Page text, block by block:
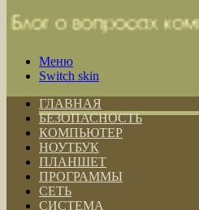
Меню
Switch skin
ГЛАВНАЯ
БЕЗОПАСНОСТЬ
КОМПЬЮТЕР
НОУТБУК
ПЛАНШЕТ
ПРОГРАММЫ
СЕТЬ
СИСТЕМА